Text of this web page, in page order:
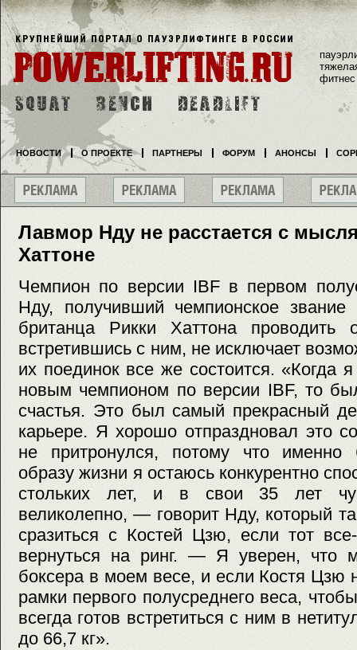
Лавмор Нду не расстается с
Хаттоне
Чемпион по версии IBF в первом
Нду, получивший чемпионское звание
британца Рикки Хаттона проводить
встретившись с ним, не исключает
их поединок все же состоится. «Когда
новым чемпионом по версии IBF, то
счастья. Это был самый прекрасный
карьере. Я хорошо отпраздновал это
не притронулся, потому что именно
образу жизни я остаюсь конкурентно
стольких лет, и в свои 35 лет
великолепно, — говорит Нду, который
сразиться с Костей Цзю, если тот
вернуться на ринг. — Я уверен, что
боксера в моем весе, и если Костя Цзю
рамки первого полусреднего веса,
всегда готов встретиться с ним в
до 66,7 кг».
фитнес
НОВОСТИ О ПРОЕКТЕ ПАРТНЕРЫ ФОРУМ АНОНСЫ